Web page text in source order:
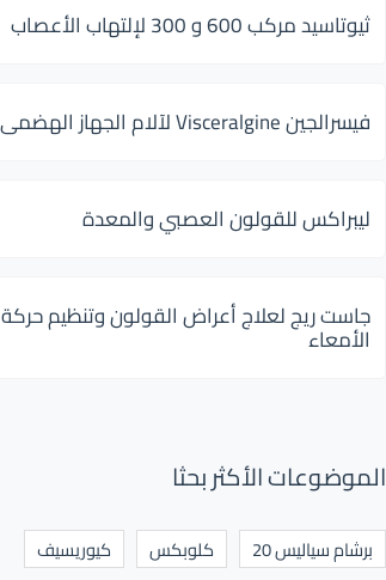
ثيوتاسيد مركب 600 و 300 لإلتهاب الأعصاب
فيسرالجين Visceralgine لآلام الجهاز الهضمى
ليبراكس للقولون العصبي والمعدة
جاست ريج لعلاج أعراض القولون وتنظيم حركة
الأمعاء
الموضوعات الأكثر بحثا
برشام سياليس 20 كلوبكس
كيوريسيف